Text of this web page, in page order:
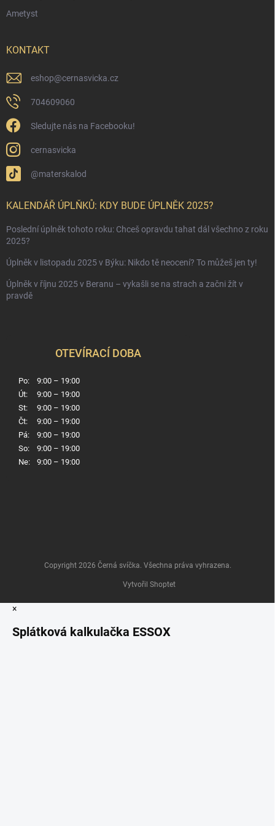
Ametyst
KONTAKT
eshop@cernasvicka.cz
704609060
Sledujte nás na Facebooku!
cernasvicka
@materskalod
KALENDÁŘ ÚPLŇKŮ: KDY BUDE ÚPLNĚK 2025?
Poslední úplněk tohoto roku: Chceš opravdu tahat dál všechno z roku
2025?
Úplněk v listopadu 2025 v Býku: Nikdo tě neocení? To můžeš jen ty!
Úplněk v říjnu 2025 v Beranu – vykašli se na strach a začni žít v
pravdě
OTEVÍRACÍ DOBA
Po:
9:00 – 19:00
Út:
9:00 – 19:00
St:
9:00 – 19:00
Čt:
9:00 – 19:00
Pá:
9:00 – 19:00
So:
9:00 – 19:00
Ne:
9:00 – 19:00
Vytvořil Shoptet
Copyright 2026 Černá svíčka. Všechna práva vyhrazena.
×
Splátková kalkulačka ESSOX